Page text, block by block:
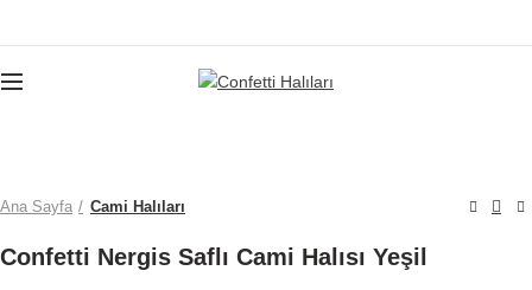
Ana Sayfa Cami Halıları
Confetti Nergis Saflı Cami Halısı Yeşil